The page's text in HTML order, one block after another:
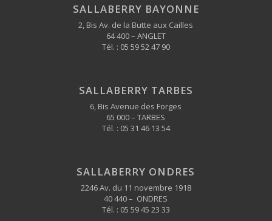
SALLABERRY BAYONNE
2, Bis Av. de la Butte aux Cailles
64 400 – ANGLET
Tél. : 05 59 52 47 90
SALLABERRY TARBES
6, Bis Avenue des Forges
65 000 – TARBES
Tél. : 05 31 46 13 54
SALLABERRY ONDRES
2246 Av. du 11 novembre 1918
40 440 – ONDRES
Tél. : 05 59 45 23 33